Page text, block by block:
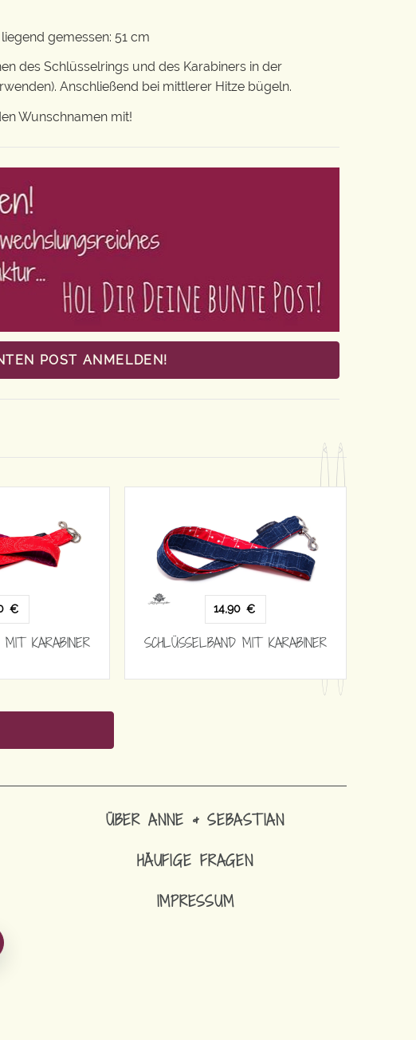
gemessen: 51 cm
des Schlüsselrings und des Karabiners in der
Anschließend bei mittlerer Hitze bügeln.
Wunschnamen mit!
POST ANMELDEN!
€
MIT KARABINER
14,90 €
SCHLÜSSELBAND MIT KARABINER
ÜBER ANNE & SEBASTIAN
HÄUFIGE FRAGEN
IMPRESSUM